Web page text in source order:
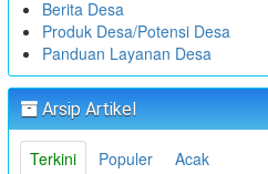
Berita Desa
Produk Desa/Potensi Desa
Panduan Layanan Desa
Arsip Artikel
Terkini Populer Acak